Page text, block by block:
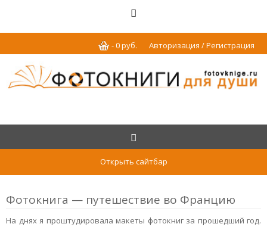
Авторизация / Регистрация
-0руб.
Открыть сайтбар
Фотокнига — путешествие во Францию
На днях я проштудировала макеты фотокниг за прошедший год.